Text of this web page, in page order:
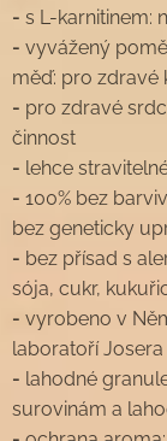
- s L-karnitinem:
- vyvážený
měď: pro zdravé
- pro zdravé
činnost
- lehce
- 100% bez
bez geneticky
- bez přísad s
sója, cukr,
- vyrobeno v
laboratoří Josera
- lahodné
surovinám a